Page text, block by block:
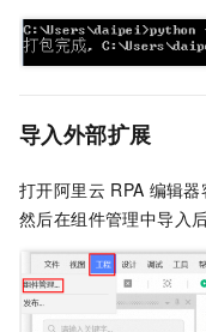
导入外部扩展
打开阿里云 RPA 编辑器
然后在组件管理中导入